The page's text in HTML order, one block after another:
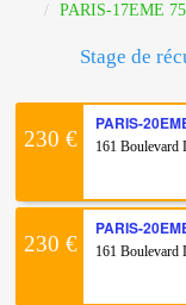
PARIS-17EME
Stage de
230 €
PARIS-
161 Boulevard
230 €
PARIS-
161 Boulevard